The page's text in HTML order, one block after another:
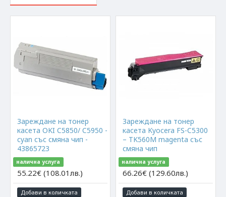
Зареждане на тонер
касета OKI C5850/ C5950 -
cyan със смяна чип -
43865723
налична услуга
55.22€ (108.01лв.)
Добави в количката
Зареждане на тонер
касета Kyocera FS-C5300
– TK560M magenta със
смяна чип
налична услуга
66.26€ (129.60лв.)
Добави в количката